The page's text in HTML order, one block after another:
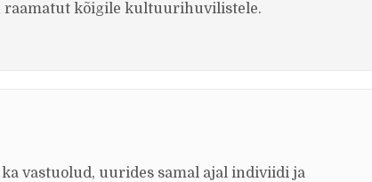
raamatut kõigile kultuurihuvilistele.
vastuolud, uurides samal ajal indiviidi ja